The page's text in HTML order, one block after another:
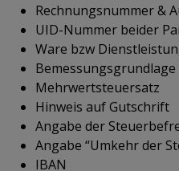
Rechnungsnummer &
UID-Nummer beider
Ware bzw
Bemessungsgrundlage
Mehrwertsteuersatz
Hinweis auf Gutschrift
Angabe der
Angabe “Umkehr der
IBAN